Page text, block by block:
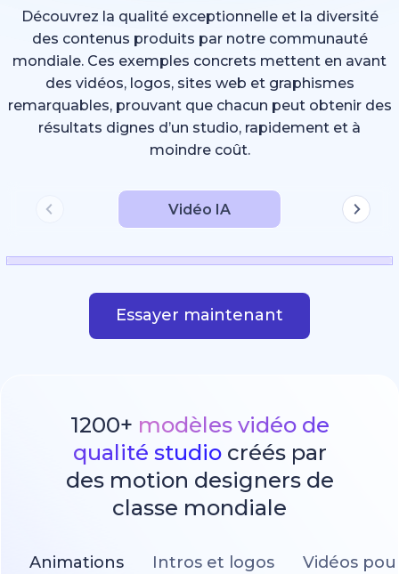
Découvrez la qualité exceptionnelle et la diversité
des contenus produits par notre communauté
mondiale. Ces exemples concrets mettent en avant
des vidéos, logos, sites web et graphismes
remarquables, prouvant que chacun peut obtenir des
résultats dignes d’un studio, rapidement et à
moindre coût.
Vidéo IA
Essayer maintenant
1200+ modèles vidéo de
qualité studiocréés par
des motion designers de
classe mondiale
Animations Intros et logos Vidéos